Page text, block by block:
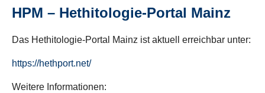
HPM – Hethitologie-Portal Mainz
Das Hethitologie-Portal Mainz ist aktuell erreichbar unter:
https://hethport.net/
Weitere Informationen: